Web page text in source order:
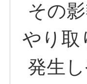
その
やり取
発生